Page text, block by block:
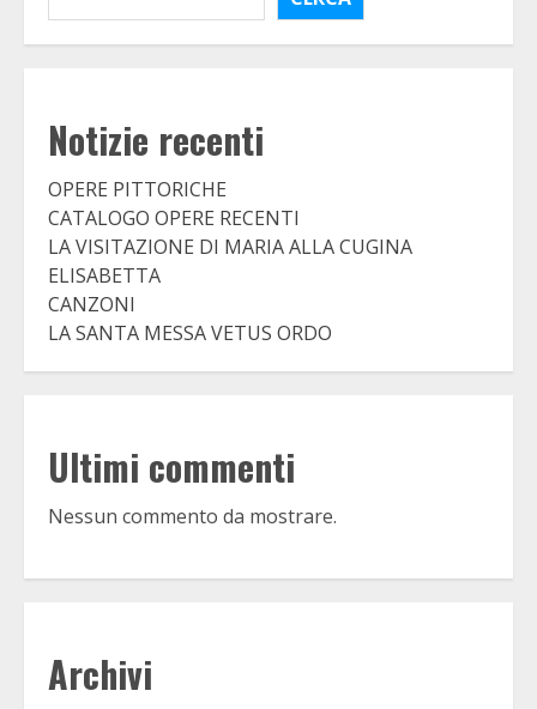
Notizie recenti
OPERE PITTORICHE
CATALOGO OPERE RECENTI
LA VISITAZIONE DI MARIA ALLA CUGINA
ELISABETTA
CANZONI
LA SANTA MESSA VETUS ORDO
Ultimi commenti
Nessun commento da mostrare.
Archivi